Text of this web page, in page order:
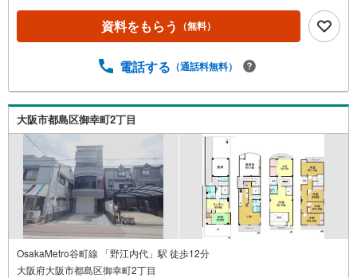
などを収納出来ます！ハウスフリーダムは【東証スタンダ
ード上場企業】です！松原店はキッズスペース・ベビール
歓迎です！物件最寄りの駅まで送迎させて頂きます「見る
ご相談など なんでもお気軽にご相談ください～・*・～・
*・～・*・～・*・～・*・～・*・～
資料をもらう （無料）
電話する （通話料無料）
大阪市都島区御幸町2丁目
OsakaMetro谷町線 「野江内代」駅 徒歩12分
大阪府大阪市都島区御幸町2丁目